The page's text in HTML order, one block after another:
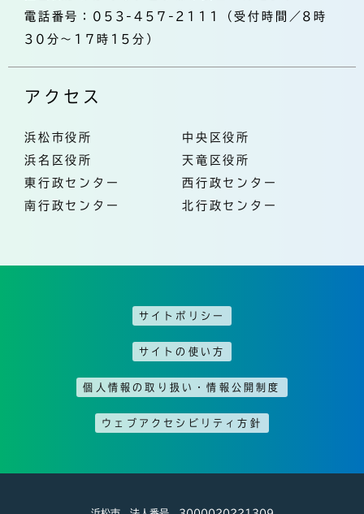
電話番号：053-457-2111（受付時間／8時
30分～17時15分）
アクセス
浜松市役所
中央区役所
浜名区役所
天竜区役所
東行政センター
西行政センター
南行政センター
北行政センター
サイトポリシー
サイトの使い方
個人情報の取り扱い・情報公開制度
ウェブアクセシビリティ方針